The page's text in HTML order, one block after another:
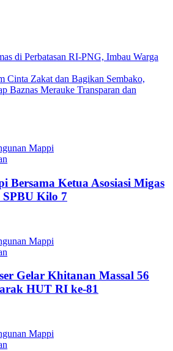
di Perbatasan RI-PNG, Imbau Warga
Cinta Zakat dan Bagikan Sembako,
Baznas Merauke Transparan dan
Mappi
Bersama Ketua Asosiasi Migas
Kilo 7
Mappi
Gelar Khitanan Massal 56
HUT RI ke-81
Mappi